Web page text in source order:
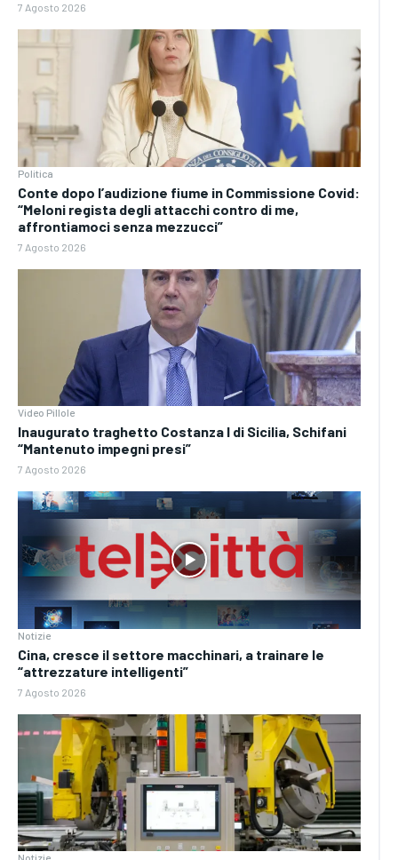
7 Agosto 2026
Politica
Conte dopo l’audizione fiume in Commissione Covid:
“Meloni regista degli attacchi contro di me,
affrontiamoci senza mezzucci”
7 Agosto 2026
Video Pillole
Inaugurato traghetto Costanza I di Sicilia, Schifani
“Mantenuto impegni presi”
7 Agosto 2026
Notizie
Cina, cresce il settore macchinari, a trainare le
“attrezzature intelligenti”
7 Agosto 2026
Notizie